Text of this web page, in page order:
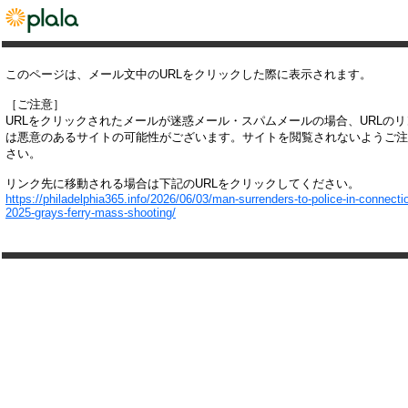
このページは、メール文中のURLをクリックした際に表示されます。
［ご注意］
URLをクリックされたメールが迷惑メール・スパムメールの場合、URLの
は悪意のあるサイトの可能性がございます。サイトを閲覧されないようご
さい。
リンク先に移動される場合は下記のURLをクリックしてください。
https://philadelphia365.info/2026/06/03/man-surrenders-to-police-in-
2025-grays-ferry-mass-shooting/